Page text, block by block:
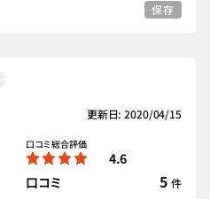
保存
更新日: 2020/04/15
口コミ総合評価
4.6
口コミ
5 件